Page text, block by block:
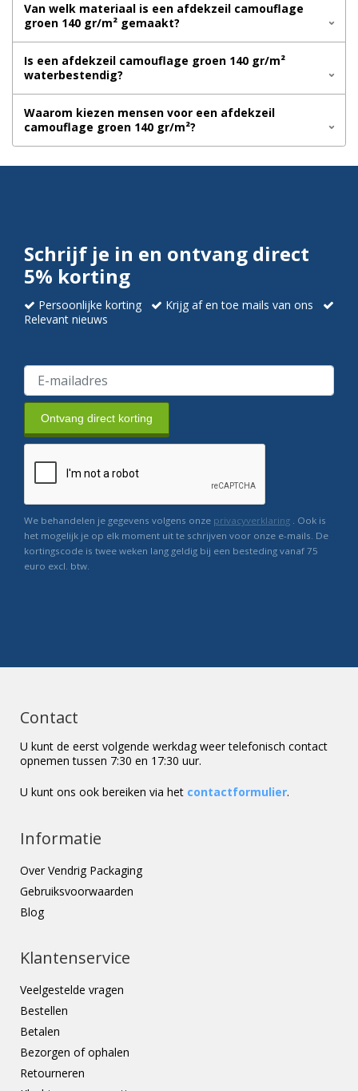
Van welk materiaal is een afdekzeil camouflage
groen 140 gr/m² gemaakt?
Is een afdekzeil camouflage groen 140 gr/m²
waterbestendig?
Waarom kiezen mensen voor een afdekzeil
camouflage groen 140 gr/m²?
Schrijf je in en ontvang direct
5% korting
Persoonlijke korting
Krijg af en toe mails van ons
Relevant nieuws
Ontvang direct korting
We behandelen je gegevens volgens onze privacyverklaring . Ook is
het mogelijk je op elk moment uit te schrijven voor onze e-mails. De
kortingscode is twee weken lang geldig bij een besteding vanaf 75
euro excl. btw.
Contact
U kunt de eerst volgende werkdag weer telefonisch contact
opnemen tussen 7:30 en 17:30 uur.
U kunt ons ook bereiken via het contactformulier.
Informatie
Over Vendrig Packaging
Gebruiksvoorwaarden
Blog
Klantenservice
Veelgestelde vragen
Bestellen
Betalen
Bezorgen of ophalen
Retourneren